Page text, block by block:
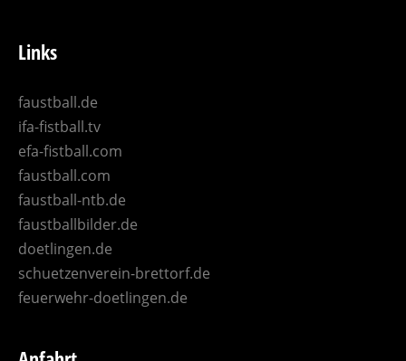
Links
faustball.de
ifa-fistball.tv
efa-fistball.com
faustball.com
faustball-ntb.de
faustballbilder.de
doetlingen.de
schuetzenverein-brettorf.de
feuerwehr-doetlingen.de